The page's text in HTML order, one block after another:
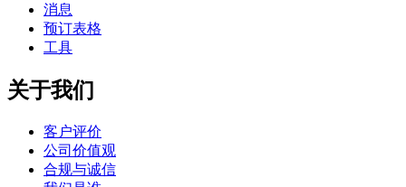
消息
预订表格
工具
关于我们
客户评价
公司价值观
合规与诚信